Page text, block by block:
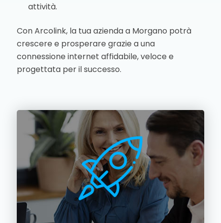
attività.
Con Arcolink, la tua azienda a Morgano potrà
crescere e prosperare grazie a una
connessione internet affidabile, veloce e
progettata per il successo.